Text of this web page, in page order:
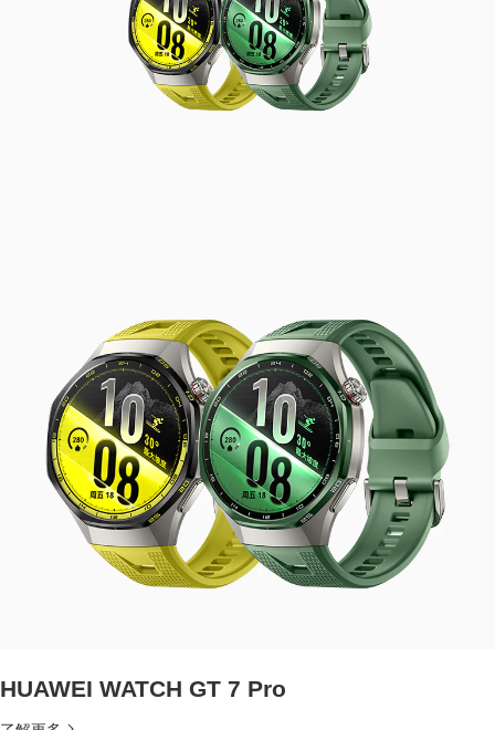
HUAWEI WATCH GT 7 Pro